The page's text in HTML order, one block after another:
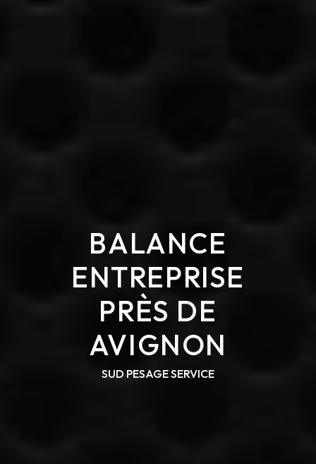
BALANCE
ENTREPRISE
PRÈS DE
AVIGNON
SUD PESAGE SERVICE